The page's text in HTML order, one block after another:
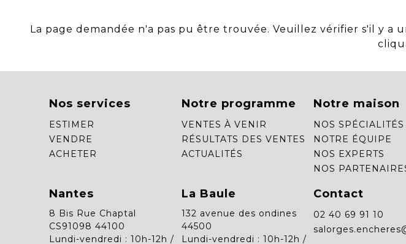
La page demandée n'a pas pu être trouvée. Veuillez vérifier s'il y
Nos services
ESTIMER
VENDRE
ACHETER
Notre programme
VENTES À VENIR
RÉSULTATS DES VENTES
ACTUALITÉS
Notre maison
NOS SPÉCIALITÉS
NOTRE ÉQUIPE
NOS EXPERTS
NOS
Nantes
8 Bis Rue Chaptal
CS91098 44100
Lundi-vendredi : 10h-12h /
La Baule
132 avenue des ondines
44500
Lundi-vendredi : 10h-12h /
Contact
02 40 69 91 10